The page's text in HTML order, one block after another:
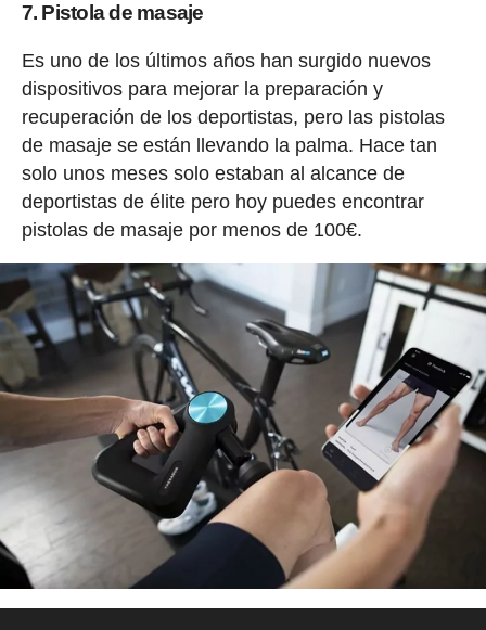
7. Pistola de masaje
Es uno de los últimos años han surgido nuevos
dispositivos para mejorar la preparación y
recuperación de los deportistas, pero las pistolas
de masaje se están llevando la palma. Hace tan
solo unos meses solo estaban al alcance de
deportistas de élite pero hoy puedes encontrar
pistolas de masaje por menos de 100€.